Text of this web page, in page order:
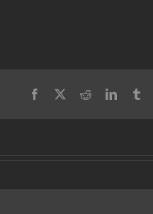
Facebook RedditLinkedIn